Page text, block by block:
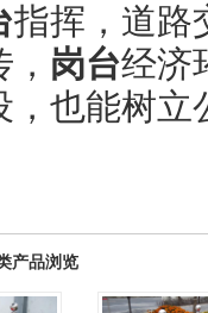
指挥，道路
岗台经济
，也能树立
产品浏览